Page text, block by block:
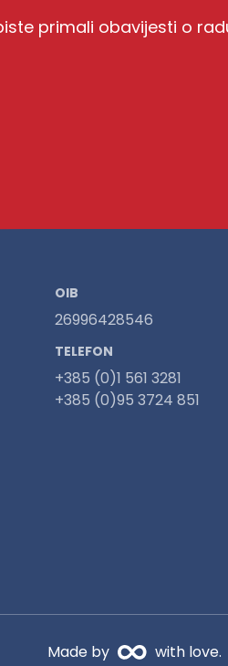
primali obavijesti o
OIB
26996428546
TELEFON
+385 (0)1 561 3281
+385 (0)95 3724 851
Made by with love.